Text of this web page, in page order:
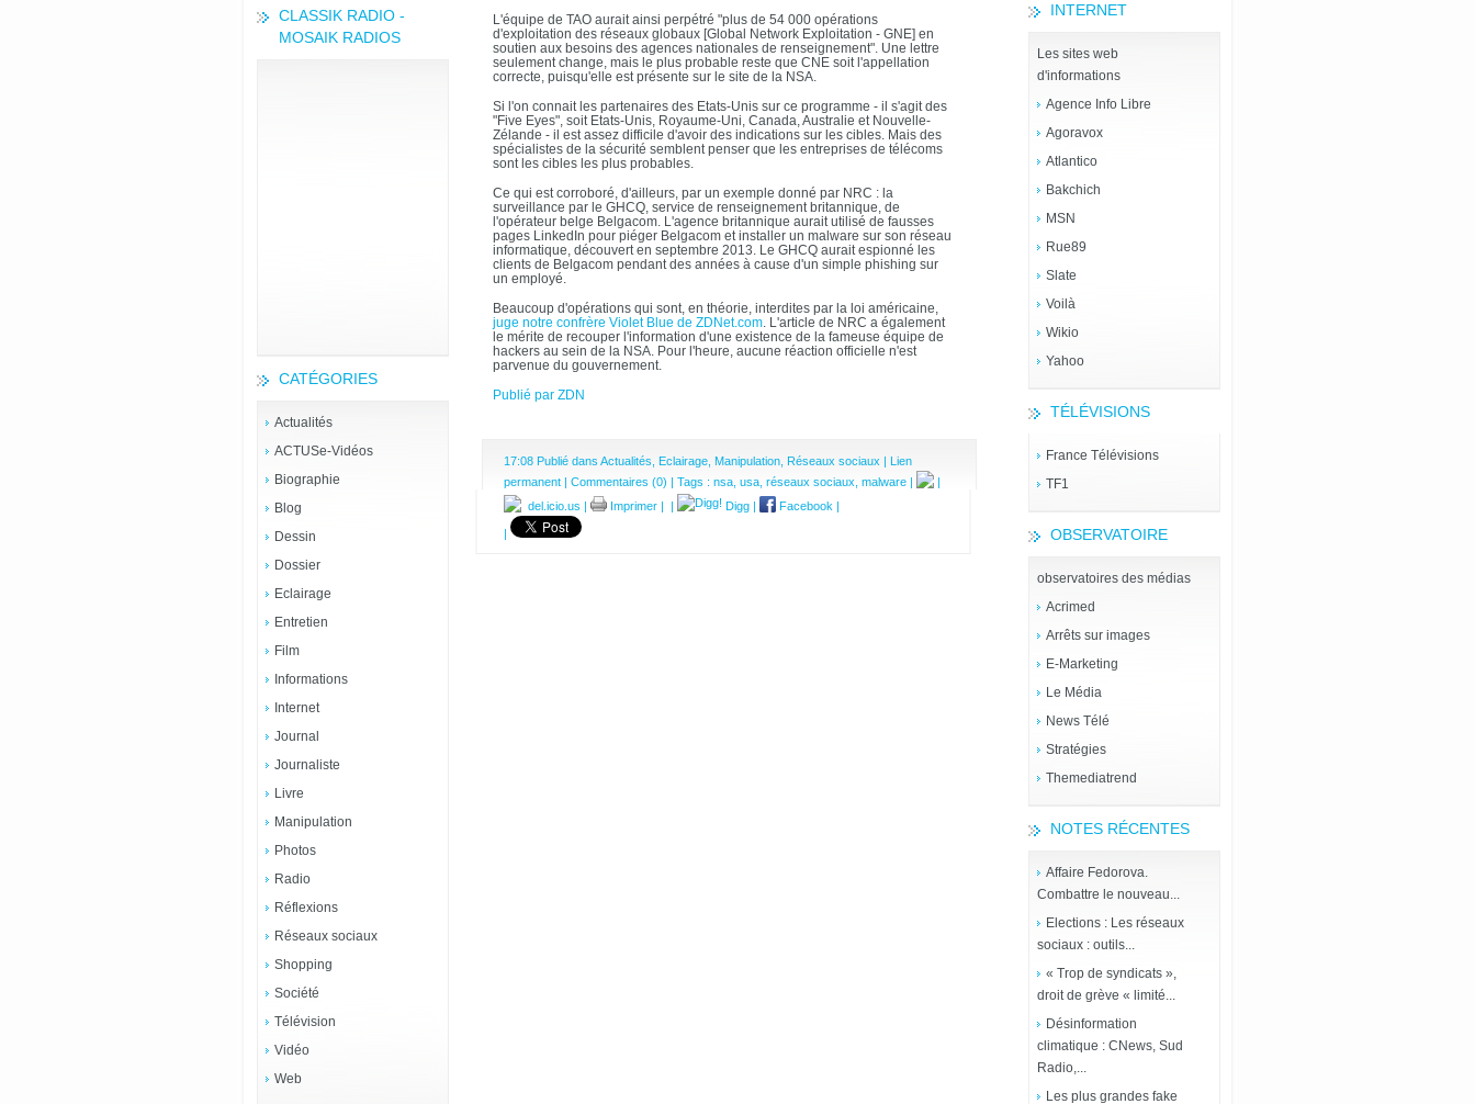
CLASSIK RADIO -
MOSAIK RADIOS
CATÉGORIES
Actualités
ACTUSe-Vidéos
Biographie
Blog
Dessin
Dossier
Eclairage
Entretien
Film
Informations
Internet
Journal
Journaliste
Livre
Manipulation
Photos
Radio
Réflexions
Réseaux sociaux
Shopping
Société
Télévision
Vidéo
Web
INTERNET
Les sites web
d'informations
Agence Info Libre
Agoravox
Atlantico
Bakchich
MSN
Rue89
Slate
Voilà
Wikio
Yahoo
TÉLÉVISIONS
France Télévisions
TF1
OBSERVATOIRE
observatoires des médias
Acrimed
Arrêts sur images
E-Marketing
Le Média
News Télé
Stratégies
Themediatrend
NOTES RÉCENTES
Affaire Fedorova.
Combattre le nouveau...
Elections : Les réseaux
sociaux : outils...
« Trop de syndicats »,
droit de grève « limité...
Désinformation
climatique : CNews, Sud
Radio,...
Les plus grandes fake
L'équipe de TAO aurait ainsi perpétré "plus de 54 000 opérations
d'exploitation des réseaux globaux [Global Network Exploitation - GNE] en
soutien aux besoins des agences nationales de renseignement". Une lettre
seulement change, mais le plus probable reste que CNE soit l'appellation
correcte, puisqu'elle est présente sur le site de la NSA.
Si l'on connait les partenaires des Etats-Unis sur ce programme - il s'agit des
"Five Eyes", soit Etats-Unis, Royaume-Uni, Canada, Australie et Nouvelle-
Zélande - il est assez difficile d'avoir des indications sur les cibles. Mais des
spécialistes de la sécurité semblent penser que les entreprises de télécoms
sont les cibles les plus probables.
Ce qui est corroboré, d'ailleurs, par un exemple donné par NRC : la
surveillance par le GHCQ, service de renseignement britannique, de
l'opérateur belge Belgacom. L'agence britannique aurait utilisé de fausses
pages LinkedIn pour piéger Belgacom et installer un malware sur son réseau
informatique, découvert en septembre 2013. Le GHCQ aurait espionné les
clients de Belgacom pendant des années à cause d'un simple phishing sur
un employé.
Beaucoup d'opérations qui sont, en théorie, interdites par la loi américaine,
juge notre confrère Violet Blue de ZDNet.com . L'article de NRC a également
le mérite de recouper l'information d'une existence de la fameuse équipe de
hackers au sein de la NSA. Pour l'heure, aucune réaction officielle n'est
parvenue du gouvernement.
Publié par ZDN
17:08 Publié dans Actualités, Eclairage, Manipulation, Réseaux sociaux
Lien
permanent
Commentaires (0) | Tags : nsa, usa, réseaux sociaux, malware
del.icio.us
Imprimer Digg Facebook